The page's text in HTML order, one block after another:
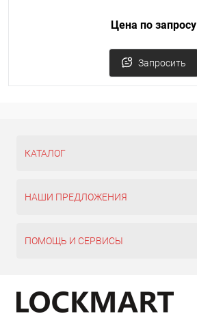
Цена по запросу
Запросить
КАТАЛОГ
НАШИ ПРЕДЛОЖЕНИЯ
ПОМОЩЬ И СЕРВИСЫ